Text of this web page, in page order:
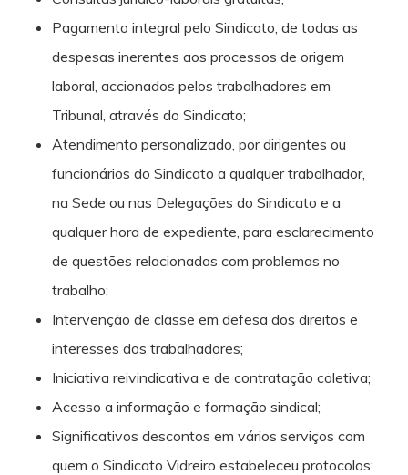
Pagamento integral pelo Sindicato, de todas as
despesas inerentes aos processos de origem
laboral, accionados pelos trabalhadores em
Tribunal, através do Sindicato;
Atendimento personalizado, por dirigentes ou
funcionários do Sindicato a qualquer trabalhador,
na Sede ou nas Delegações do Sindicato e a
qualquer hora de expediente, para esclarecimento
de questões relacionadas com problemas no
trabalho;
Intervenção de classe em defesa dos direitos e
interesses dos trabalhadores;
Iniciativa reivindicativa e de contratação coletiva;
Acesso a informação e formação sindical;
Significativos descontos em vários serviços com
quem o Sindicato Vidreiro estabeleceu protocolos;